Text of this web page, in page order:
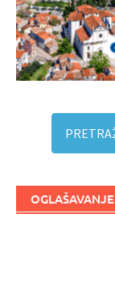
OGLAŠAVANJE